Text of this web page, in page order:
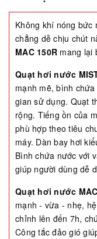
Không khí nóng bức
chẳng dễ chịu chút
MAC 150R mang lại
Quạt hơi nước
mạnh mẽ, bình
gian sử dụng. Quạt
rộng. Tiếng ồn của
phù hợp theo tiêu
máy. Dàn bay hơi
Bình chứa nước với
giúp người dùng dễ
Quạt hơi nước
mạnh - vừa - nhẹ,
chỉnh lên đến 7h,
Công tắc đảo gió